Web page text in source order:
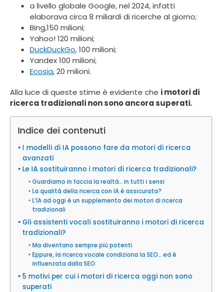
a livello globale Google, nel 2024, infatti
elaborava circa 8 miliardi di ricerche al giorno;
Bing,150 milioni;
Yahoo! 120 milioni;
DuckDuckGo, 100 milioni;
Yandex 100 milioni;
Ecosia, 20 milioni.
Alla luce di queste stime è evidente che i motori di
ricerca tradizionali non sono ancora superati.
Indice dei contenuti
I modelli di IA possono fare da motori di ricerca
avanzati
Le IA sostituiranno i motori di ricerca tradizionali?
Guardiamo in faccia la realtà… in tutti i sensi
La qualità della ricerca con IA è assicurata?
L’IA ad oggi è un supplemento dei motori di ricerca
tradizionali
Gli assistenti vocali sostituiranno i motori di ricerca
tradizionali?
Ma diventano sempre più potenti
Eppure, la ricerca vocale condiziona la SEO… ed è
influenzata dalla SEO
5 motivi per cui i motori di ricerca oggi non sono
superati